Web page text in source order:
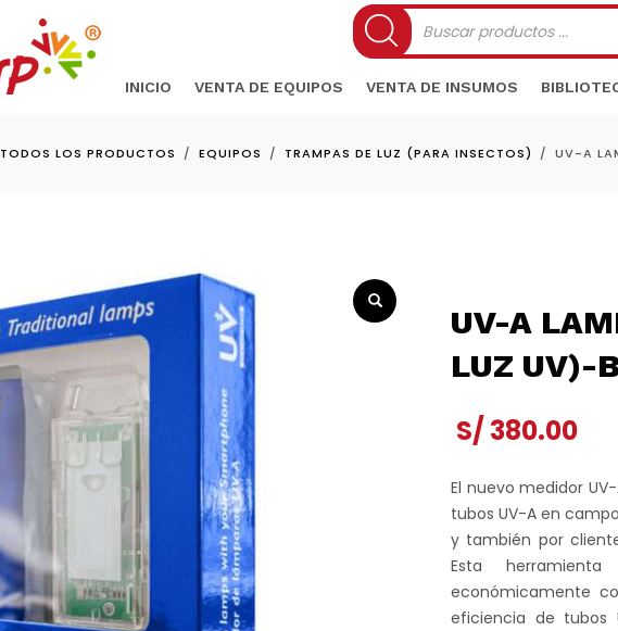
Búsqueda
de
productos
INICIO VENTA DE EQUIPOS VENTA DE INSUMOS
TODOS LOS PRODUCTOS EQUIPOS TRAMPAS DE LUZ (PARA INSECTOS) UV-A
UV-A
LUZ UV)-
S/ 380.00
El nuevo medidor
tubos UV-A en
y también por
Esta
económicamente
eficiencia de tubos